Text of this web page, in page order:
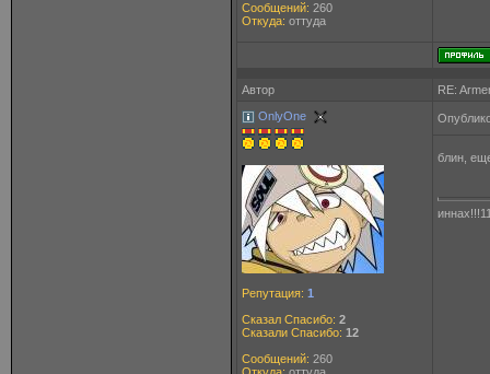
Сообщений: 260
Откуда: оттуда
Автор
RE:
OnlyOne
Репутация: 1
Сказал Спасибо: 2
Сказали Спасибо: 12
Сообщений: 260
блин,